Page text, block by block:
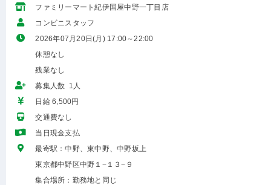
ファミリーマート紀伊国屋中野一丁目店
コンビニスタッフ
2026年07月20日(月) 17:00～22:00
休憩なし
残業なし
募集人数 1人
日給 6,500円
交通費なし
当日現金支払
最寄駅：中野、東中野、中野坂上
東京都中野区中野１−１３−９
集合場所：勤務地と同じ